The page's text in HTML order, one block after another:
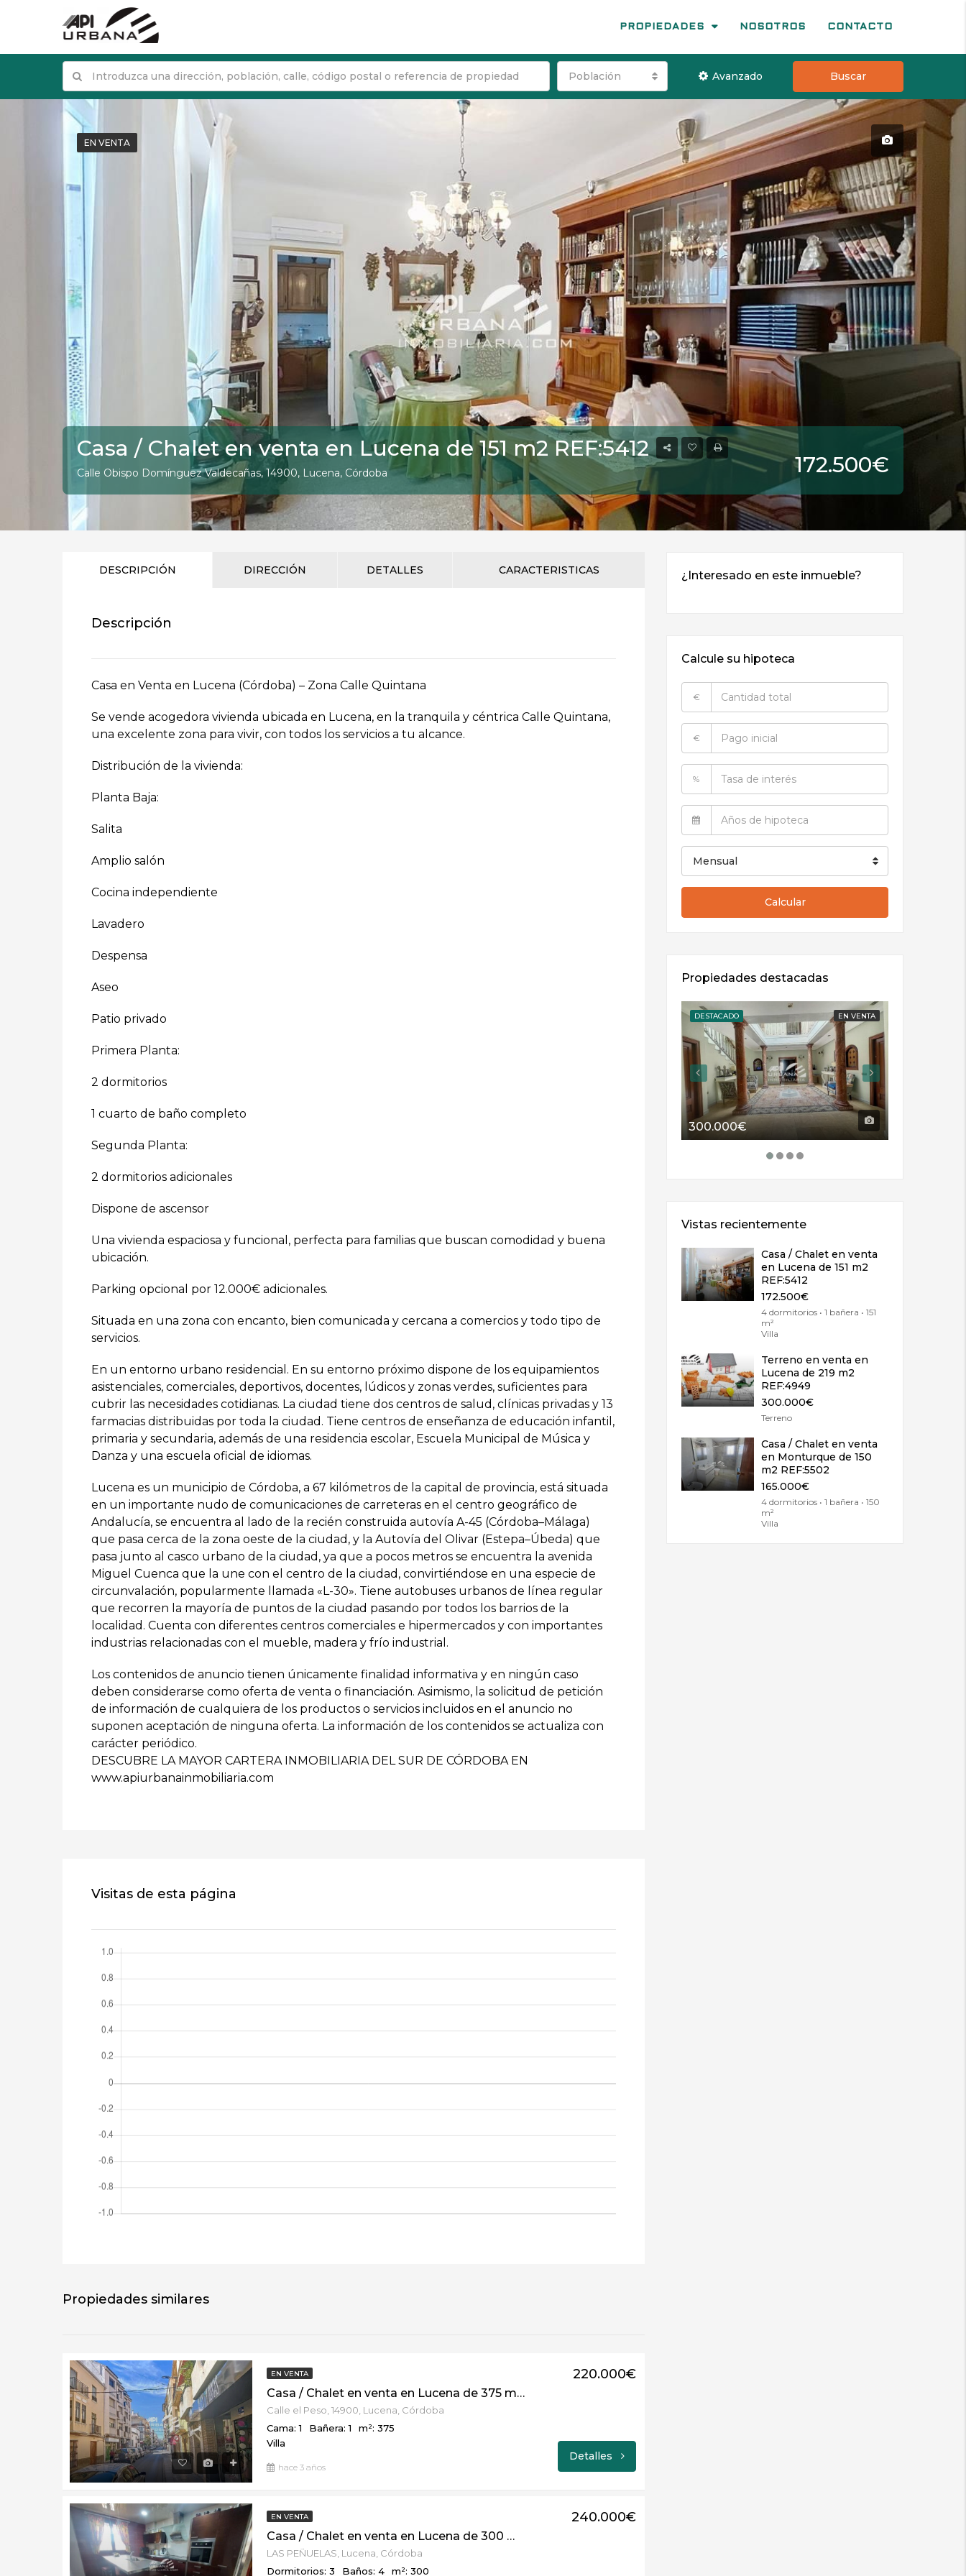
PROPIEDADES NOSOTROS CONTACTO
Población Avanzado Buscar
EN VENTA
Casa / Chalet en venta en Lucena de 151 m2 REF:5412
Calle Obispo Domínguez Valdecañas, 14900, Lucena, Córdoba 172.500€
DESCRIPCIÓN DIRECCIÓN DETALLES CARACTERISTICAS
Descripción
Casa en Venta en Lucena (Córdoba) – Zona Calle Quintana
Se vende acogedora vivienda ubicada en Lucena, en la tranquila y céntrica Calle Quintana,
una excelente zona para vivir, con todos los servicios a tu alcance.
Distribución de la vivienda:
Planta Baja:
Salita
Amplio salón
Cocina independiente
Lavadero
Despensa
Aseo
Patio privado
Primera Planta:
2 dormitorios
1 cuarto de baño completo
Segunda Planta:
2 dormitorios adicionales
Dispone de ascensor
Una vivienda espaciosa y funcional, perfecta para familias que buscan comodidad y buena
ubicación.
Parking opcional por 12.000€ adicionales.
Situada en una zona con encanto, bien comunicada y cercana a comercios y todo tipo de
servicios.
En un entorno urbano residencial. En su entorno próximo dispone de los equipamientos
asistenciales, comerciales, deportivos, docentes, lúdicos y zonas verdes, suficientes para
cubrir las necesidades cotidianas. La ciudad tiene dos centros de salud, clínicas privadas y 13
farmacias distribuidas por toda la ciudad. Tiene centros de enseñanza de educación infantil,
primaria y secundaria, además de una residencia escolar, Escuela Municipal de Música y
Danza y una escuela oficial de idiomas.
Lucena es un municipio de Córdoba, a 67 kilómetros de la capital de provincia, está situada
en un importante nudo de comunicaciones de carreteras en el centro geográfico de
Andalucía, se encuentra al lado de la recién construida autovía A-45 (Córdoba–Málaga)
que pasa cerca de la zona oeste de la ciudad, y la Autovía del Olivar (Estepa–Úbeda) que
pasa junto al casco urbano de la ciudad, ya que a pocos metros se encuentra la avenida
Miguel Cuenca que la une con el centro de la ciudad, convirtiéndose en una especie de
circunvalación, popularmente llamada «L-30». Tiene autobuses urbanos de línea regular
que recorren la mayoría de puntos de la ciudad pasando por todos los barrios de la
localidad. Cuenta con diferentes centros comerciales e hipermercados y con importantes
industrias relacionadas con el mueble, madera y frío industrial.
Los contenidos de anuncio tienen únicamente finalidad informativa y en ningún caso
deben considerarse como oferta de venta o financiación. Asimismo, la solicitud de petición
de información de cualquiera de los productos o servicios incluidos en el anuncio no
suponen aceptación de ninguna oferta. La información de los contenidos se actualiza con
carácter periódico.
DESCUBRE LA MAYOR CARTERA INMOBILIARIA DEL SUR DE CÓRDOBA EN
www.apiurbanainmobiliaria.com
Visitas de esta página
Propiedades similares
EN VENTA
Casa / Chalet en venta en Lucena de 375 m2 REF:4376
Calle el Peso, 14900, Lucena, Córdoba
Cama: 1
Bañera: 1
m²: 375
Villa
hace 3 años
220.000€
Detalles
EN VENTA
Casa / Chalet en venta en Lucena de 300 m2 REF:5216
LAS PEÑUELAS, Lucena, Córdoba
Dormitorios: 3
Baños: 4 m²: 300
240.000€
Calcule su hipoteca
€
€
%
Mensual
Calcular
Propiedades destacadas
DESTACADO EN VENTA
300.000€
Vistas recientemente
Casa / Chalet en venta
en Lucena de 151 m2
REF:5412
172.500€
4 dormitorios • 1 bañera • 151
m²
Villa
Terreno en venta en
Lucena de 219 m2
REF:4949
300.000€
Terreno
Casa / Chalet en venta
en Monturque de 150
m2 REF:5502
165.000€
4 dormitorios • 1 bañera • 150
m²
Villa